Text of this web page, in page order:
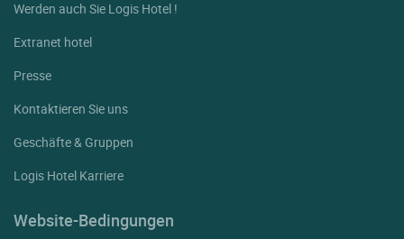
Werden auch Sie Logis Hotel !
Extranet hotel
Presse
Kontaktieren Sie uns
Geschäfte & Gruppen
Logis Hotel Karriere
Website-Bedingungen